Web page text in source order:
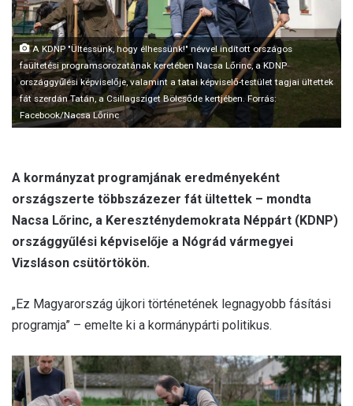
l
A KDNP "Ültessünk, hogy élhessünk!" névvel indított országos
faültetési programsorozatának keretében Nacsa Lőrinc, a KDNP
országgyűlési képviselője, valamint a tatai képviselő-testület tagjai ültettek
fát szerdán Tatán, a Csillagsziget Bölcsőde kertjében. Forrás:
Facebook/Nacsa Lőrinc
A kormányzat programjának eredményeként
országszerte többszázezer fát ültettek – mondta
Nacsa Lőrinc, a Kereszténydemokrata Néppárt (KDNP)
országgyűlési képviselője a Nógrád vármegyei
Vizsláson csütörtökön.
„Ez Magyarország újkori történetének legnagyobb fásítási
programja” – emelte ki a kormánypárti politikus.